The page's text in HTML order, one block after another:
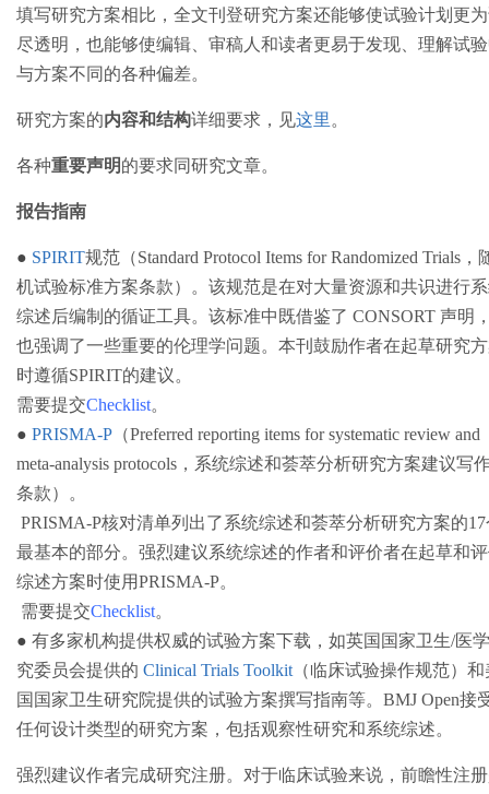
填写研究方案相比，全文刊登研究方案还能够使试验计划更
尽透明，也能够使编辑、审稿人和读者更易于发现、理解试
与方案不同的各种偏差。
研究方案的内容和结构详细要求，见这里 。
各种重要声明的要求同研究文章。
报告指南
● SPIRIT规范（Standard Protocol Items for Randomized Trials，
机试验标准方案条款）。该规范是在对大量资源和共识进行
综述后编制的循证工具。该标准中既借鉴了 CONSORT 声明
也强调了一些重要的伦理学问题。本刊鼓励作者在起草研究
时遵循SPIRIT的建议。
需要提交Checklist。
● PRISMA-P （Preferred reporting items for systematic review and
meta-analysis protocols，系统综述和荟萃分析研究方案建议写
条款）。
PRISMA-P核对清单列出了系统综述和荟萃分析研究方案的17
最基本的部分。强烈建议系统综述的作者和评价者在起草和
综述方案时使用PRISMA-P。
需要提交Checklist。
● 有多家机构提供权威的试验方案下载，如英国国家卫生/医
究委员会提供的 Clinical Trials Toolkit （临床试验操作规范）和
国国家卫生研究院提供的试验方案撰写指南等。BMJ Open接
任何设计类型的研究方案，包括观察性研究和系统综述。
强烈建议作者完成研究注册。对于临床试验来说，前瞻性注